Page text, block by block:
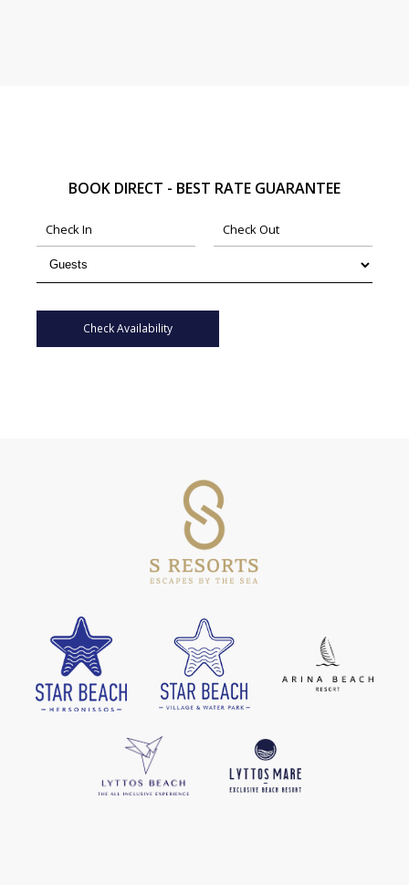
BOOK DIRECT - BEST RATE GUARANTEE
Check Availability